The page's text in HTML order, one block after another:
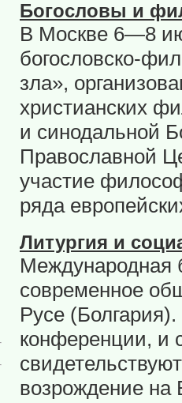
Богословы и
В Москве 6—8
богословско-
зла»,
христианских
и синодальной
Православной
участие
ряда
Литургия и
Международная
современное
Русе
конференции, и
возрождение на